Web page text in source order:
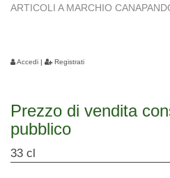
ARTICOLI A MARCHIO
Accedi | Registrati
Prezzo di vendita
pubblico
33 cl